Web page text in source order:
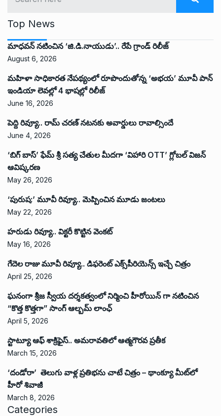
Top News
మాధవన్ నటించిన ‘జి.డి.నాయుడు’.. రేపే గ్రాండ్ రిలీజ్
August 6, 2026
మహిళా సాధికారత నేపథ్యంలో రూపొందుతోన్న ‘అభ‌య‌’ మూవీ పాన్
ఇండియా లెవ‌ల్లో 4 భాష‌ల్లో రిలీజ్
June 16, 2026
పెద్ది రివ్యూ.. రామ్ చరణ్ నటనకు అవార్డులు రావాల్సిందే
June 4, 2026
‘బిగ్ బాస్’ ఫేమ్ శ్రీ సత్య చేతుల మీదగా ‘విహారి OTT’ గ్లోబల్ విజన్
ఆవిష్కరణ
May 26, 2026
‘పురుష:’ మూవీ రివ్యూ.. మెప్పించిన మూడు జంటలు
May 22, 2026
హరుడు రివ్యూ.. విక్టరీ కొట్టిన వెంకట్
May 16, 2026
గేదెల రాజు మూవీ రివ్యూ.. డిఫరెంట్ ఎక్స్‌పీరియెన్స్ ఇచ్చే చిత్రం
April 25, 2026
ఘనంగా శ్రీజ స్వీయ దర్శకత్వంలో నిర్మించి హీరోయిన్ గా నటించిన
“కొత్త కొత్తగా” సాంగ్ ఆల్బమ్ లాంఛ్
April 5, 2026
స్టాట్యూ ఆఫ్ శాక్రిఫైస్.. అమరావతిలో ఆత్మగౌరవ ప్రతీక
March 15, 2026
‘దండోరా’ తెలుగు వాళ్ల ప్రతిభను చాటే చిత్రం – థాంక్యూ మీట్‌లో
హీరో శివాజీ
March 8, 2026
Categories